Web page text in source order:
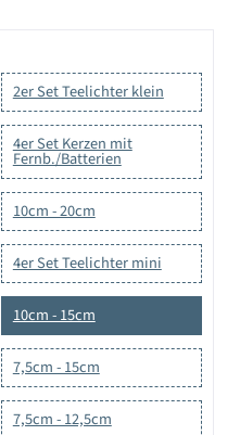
2er Set Teelichter klein
4er Set Kerzen mit
Fernb./Batterien
10cm - 20cm
4er Set Teelichter mini
10cm - 15cm
7,5cm - 15cm
7,5cm - 12,5cm